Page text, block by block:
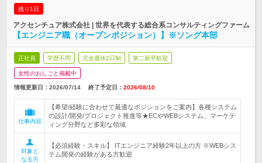
残り1日
アクセンチュア株式会社 | 世界を代表する総合系コンサルティングファーム
【エンジニア職（オープンポジション）】※ソング本部
正社員 学歴不問 完全週休2日制 第二新卒歓迎
女性のおしごと掲載中
情報更新日：2026/07/14 終了予定日： 2026/08/10
仕事内容
【希望/経験に合わせて最適なポジションをご案内】各種システム
の設計/開発/プロジェクト推進等★ECやWEBシステム、マーケテ
ィング分野など多彩な領域
対象と
なる方
【必須経験・スキル】 ITエンジニア経験2年以上の方 ※WEBシス
テム開発の経験がある方歓迎